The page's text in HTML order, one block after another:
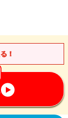
！